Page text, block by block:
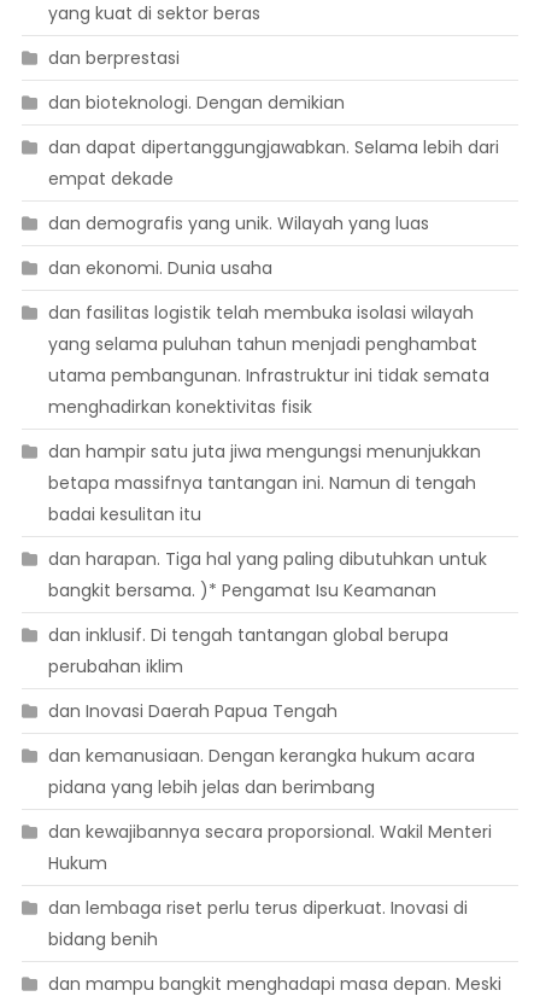
yang kuat di sektor beras
dan berprestasi
dan bioteknologi. Dengan demikian
dan dapat dipertanggungjawabkan. Selama lebih dari
empat dekade
dan demografis yang unik. Wilayah yang luas
dan ekonomi. Dunia usaha
dan fasilitas logistik telah membuka isolasi wilayah
yang selama puluhan tahun menjadi penghambat
utama pembangunan. Infrastruktur ini tidak semata
menghadirkan konektivitas fisik
dan hampir satu juta jiwa mengungsi menunjukkan
betapa massifnya tantangan ini. Namun di tengah
badai kesulitan itu
dan harapan. Tiga hal yang paling dibutuhkan untuk
bangkit bersama. )* Pengamat Isu Keamanan
dan inklusif. Di tengah tantangan global berupa
perubahan iklim
dan Inovasi Daerah Papua Tengah
dan kemanusiaan. Dengan kerangka hukum acara
pidana yang lebih jelas dan berimbang
dan kewajibannya secara proporsional. Wakil Menteri
Hukum
dan lembaga riset perlu terus diperkuat. Inovasi di
bidang benih
dan mampu bangkit menghadapi masa depan. Meski